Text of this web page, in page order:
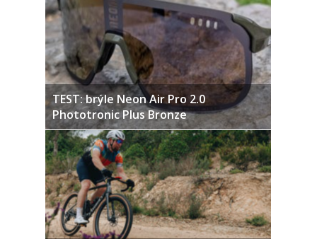
TEST: brýle Neon Air Pro 2.0
Phototronic Plus Bronze